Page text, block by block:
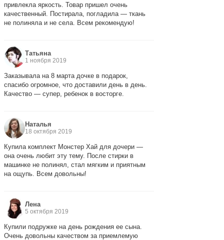
привлекла яркость. Товар пришел очень
качественный. Постирала, погладила — ткань
не полиняла и не села. Всем рекомендую!
Татьяна
1 ноября 2019
Заказывала на 8 марта дочке в подарок,
спасибо огромное, что доставили день в день.
Качество — супер, ребенок в восторге.
Наталья
18 октября 2019
Купила комплект Монстер Хай для дочери —
она очень любит эту тему. После стирки в
машинке не полинял, стал мягким и приятным
на ощупь. Всем довольны!
Лена
5 октября 2019
Купили подружке на день рождения ее сына.
Очень довольны качеством за приемлемую